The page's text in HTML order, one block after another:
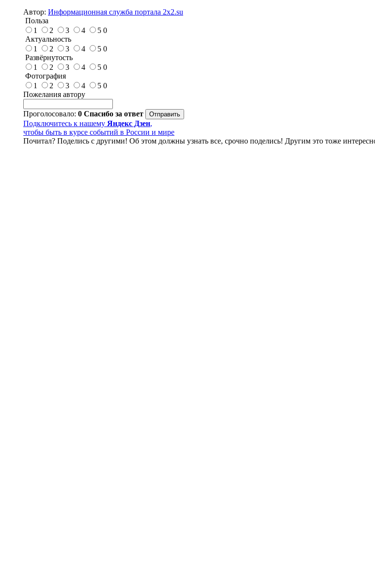
Автор: Информационная служба портала 2x2.su
Польза
1
2 3 4 5 0
Актуальность
1
2 3 4 5 0
Развёрнутость
1
2 3 4 5 0
Фотография
1
2 3 4 5 0
Пожелания автору
Проголосовало: 0 Спасибо за ответ
Подключитесь к нашему Яндекс Дзен,
чтобы быть в курсе событий в России и мире
Почитал? Поделись с другими! Об этом должны узнать все, срочно поделись! Другим это тоже